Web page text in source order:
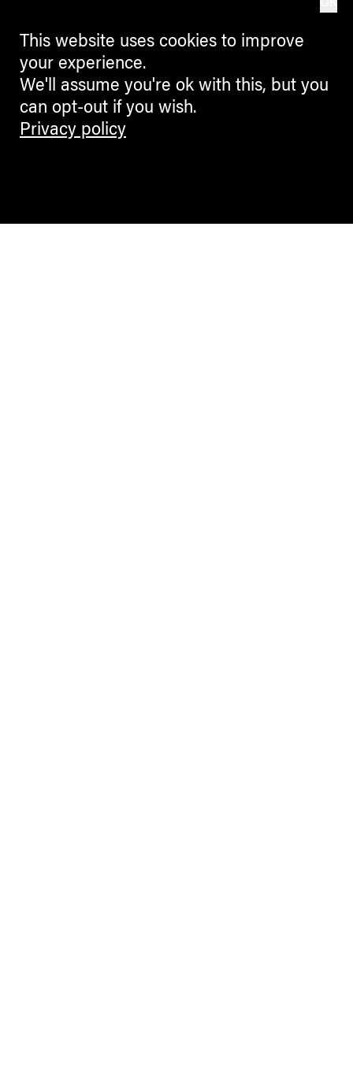
This website uses cookies to improve
your experience.
We'll assume you're ok with this, but you
can opt-out if you wish.
Privacy policy